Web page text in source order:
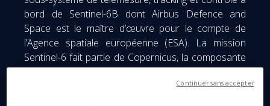
bord de Sentinel-6B dont Airbus Defence and
Space est le maître d’œuvre pour le compte de
l’Agence spatiale européenne (ESA). La mission
Sentinel-6 fait partie de Copernicus, la composante
d’observation de la Terre du Programme Spatial de
l’Union Européenne. S'agissant d'une mission
Continuer sans accepter